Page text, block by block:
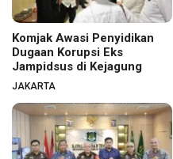
Komjak Awasi Penyidikan
Dugaan Korupsi Eks
Jampidsus di Kejagung
JAKARTA